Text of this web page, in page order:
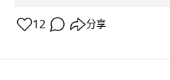
12 分享